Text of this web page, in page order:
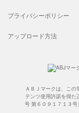
プライバシーポリシー
アップロード方法
ＡＢＪマークは、こ
テンツ使用許諾を得
号 第６０９１７１３